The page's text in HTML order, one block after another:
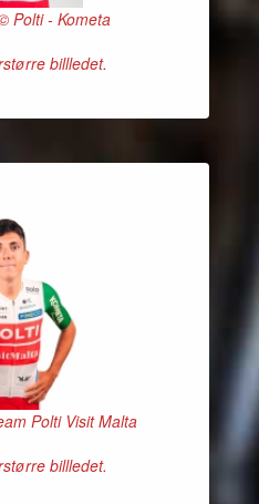
Polti - Kometa
billledet.
Polti Visit Malta
billledet.